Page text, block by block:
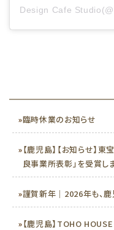
»臨時休業のお知らせ
»【鹿児島】【お知らせ】
良事業所表彰」を受賞し
»謹賀新年｜2026年も、
»【鹿児島】TOHO